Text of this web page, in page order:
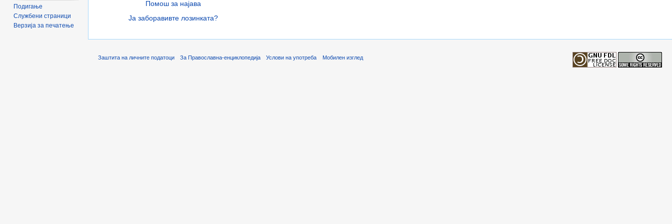
Помош за најава
Ја заборавивте лозинката?
Подигање
Службени страници
Верзија за печатење
Заштита на личните податоци За Православна-енциклопедија Услови на употреба Мобилен изглед